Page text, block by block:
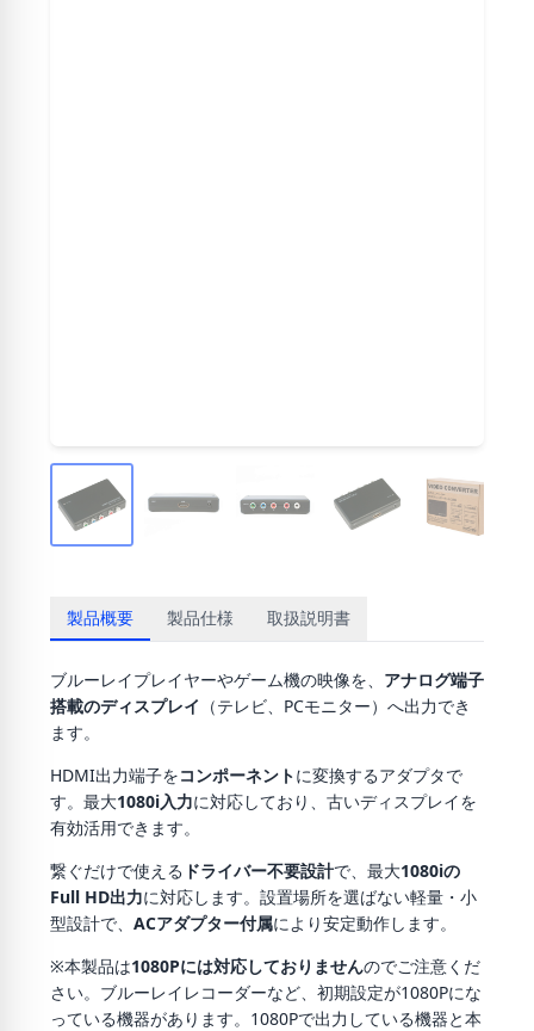
製品概要 製品仕様 取扱説明書
ブルーレイプレイヤーやゲーム機の映像を、 アナログ端子
搭載のディスプレイ （テレビ、PCモニター）へ出力でき
ます。
HDMI出力端子をコンポーネントに変換するアダプタで
す。最大1080i入力に対応しており、古いディスプレイを
有効活用できます。
繋ぐだけで使える ドライバー不要設計で、最大1080iの
Full HD出力に対応します。設置場所を選ばない軽量・小
型設計で、 ACアダプター付属により安定動作します。
※本製品は1080Pには対応しておりませんのでご注意くだ
さい。ブルーレイレコーダーなど、初期設定が1080Pにな
っている機器があります。1080Pで出力している機器と本